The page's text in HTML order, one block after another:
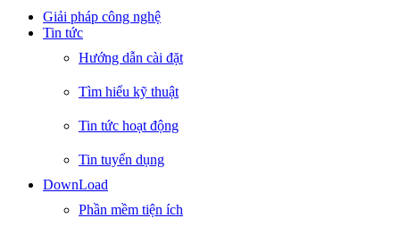
Giải pháp công nghệ
Tin tức
Hướng dẫn cài đặt
Tìm hiểu kỹ thuật
Tin tức hoạt động
Tin tuyển dụng
DownLoad
Phần mềm tiện ích